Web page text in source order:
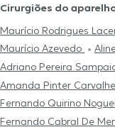
Cirurgiões do
Maurício Rodrigues
Maurício Azevedo
Adriano Pereira
Amanda Pinter
Fernando Quirino
Fernando Cabral De